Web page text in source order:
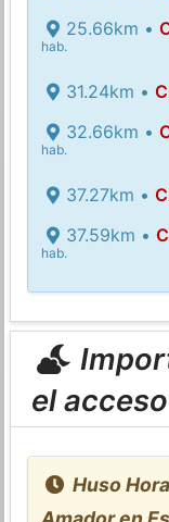
25.66km •
hab.
31.24km •
32.66km •
hab.
37.27km •
37.59km •
hab.
el
Huso